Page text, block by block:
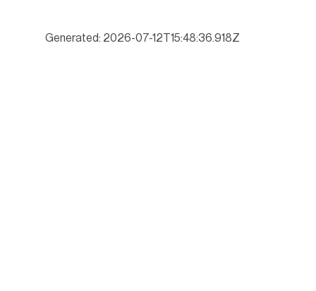
Generated: 2026-07-12T15:48:36.918Z